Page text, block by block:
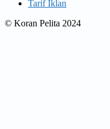
Tarif Iklan
© Koran Pelita 2024